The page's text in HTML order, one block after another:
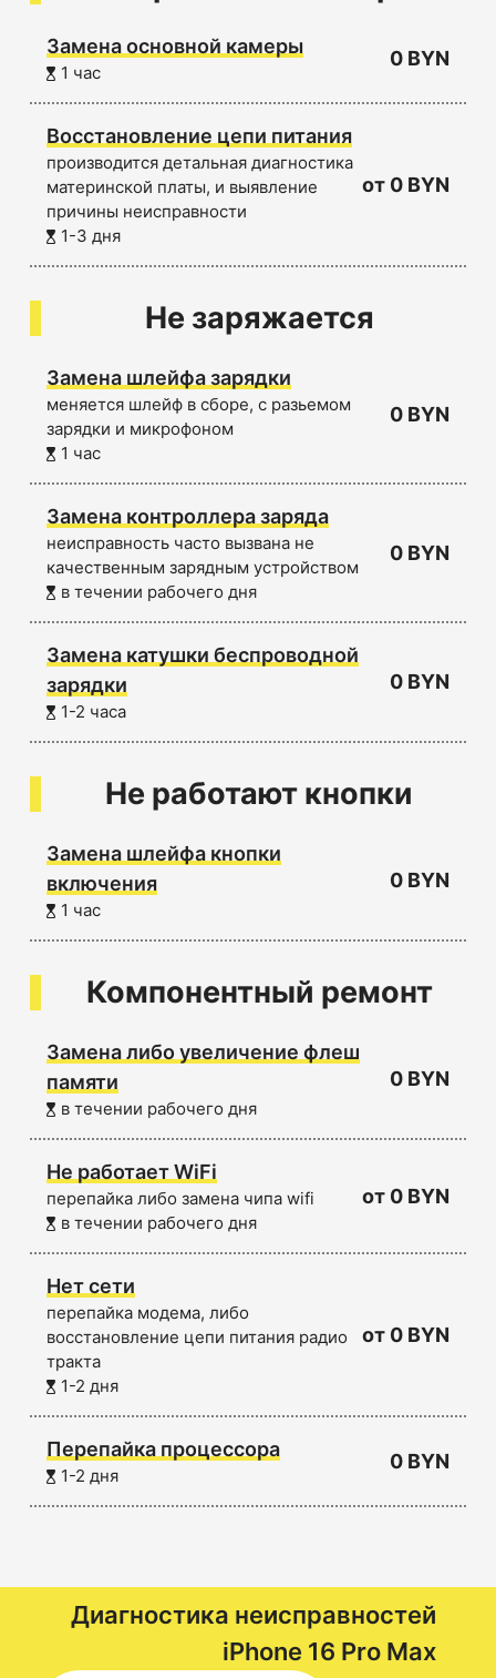
Замена основной камеры
1 час
0 BYN
Восстановление цепи питания
производится детальная диагностика
материнской платы, и выявление
причины неисправности
1-3 дня
от 0 BYN
Не заряжается
Замена шлейфа зарядки
меняется шлейф в сборе, с разьемом
зарядки и микрофоном
1 час
0 BYN
Замена контроллера заряда
неисправность часто вызвана не
качественным зарядным устройством
в течении рабочего дня
0 BYN
Замена катушки беспроводной
зарядки
1-2 часа
0 BYN
Не работают кнопки
Замена шлейфа кнопки
включения
1 час
0 BYN
Компонентный ремонт
Замена либо увеличение флеш
памяти
в течении рабочего дня
0 BYN
Не работает WiFi
перепайка либо замена чипа wifi
в течении рабочего дня
от 0 BYN
Нет сети
перепайка модема, либо
восстановление цепи питания радио
тракта
1-2 дня
от 0 BYN
Перепайка процессора
1-2 дня
0 BYN
Диагностика неисправностей
iPhone 16 Pro Max